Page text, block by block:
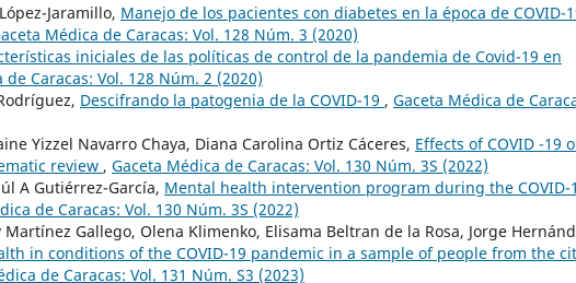
Jaramillo, Manejo de los pacientes con diabetes en la época de COVID-
Médica de Caracas: Vol. 128 Núm. 3 (2020)
iniciales de las políticas de control de la pandemia de Covid-19 en
de Caracas: Vol. 128 Núm. 2 (2020)
Descifrando la patogenia de la COVID-19 , Gaceta Médica de
Yizzel Navarro Chaya, Diana Carolina Ortiz Cáceres, Effects of COVID -19
review , Gaceta Médica de Caracas: Vol. 130 Núm. 3S (2022)
A Gutiérrez-García, Mental health intervention program during the COVID-
de Caracas: Vol. 130 Núm. 3S (2022)
Gallego, Olena Klimenko, Elisama Beltran de la Rosa, Jorge
in conditions of the COVID-19 pandemic in a sample of people from the
de Caracas: Vol. 131 Núm. S3 (2023)